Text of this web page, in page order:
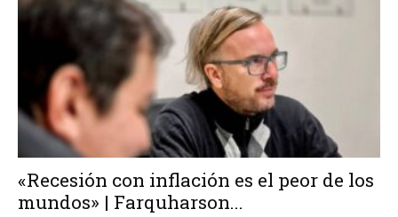
«Recesión con inflación es el peor de los
mundos» | Farquharson...